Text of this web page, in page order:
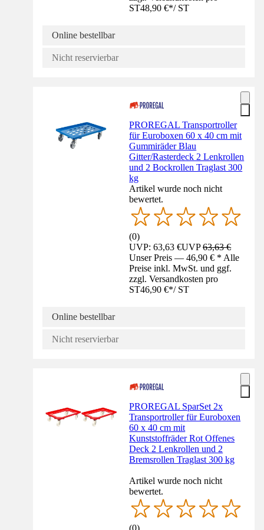
ST48,90 €*/ ST
Online bestellbar
Nicht reservierbar
PROREGAL Transportroller
für Euroboxen 60 x 40 cm mit
Gummiräder Blau
Gitter/Rasterdeck 2 Lenkrollen
und 2 Bockrollen Traglast 300
kg
Artikel wurde noch nicht
bewertet.
(0)
UVP: 63,63 €UVP63,63 €
Unser Preis — 46,90 € * Alle
Preise inkl. MwSt. und ggf.
zzgl. Versandkosten pro
ST46,90 €*/ ST
Online bestellbar
Nicht reservierbar
PROREGAL SparSet 2x
Transportroller für Euroboxen
60 x 40 cm mit
Kunststoffräder Rot Offenes
Deck 2 Lenkrollen und 2
Bremsrollen Traglast 300 kg
Artikel wurde noch nicht
bewertet.